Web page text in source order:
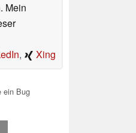
Mein
, Xing
ein Bug